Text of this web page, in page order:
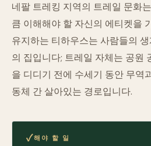
네팔 트레킹 지역의 트레일 문화
큼 이해해야 할 자신의 에티켓을
유지하는 티하우스는 사람들의 생
의 집입니다; 트레일 자체는 공원
을 디디기 전에 수세기 동안 무역
동체 간 살아있는 경로입니다.
해야 할 일